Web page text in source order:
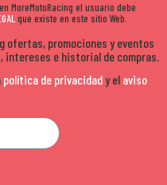
MoreMotoRacing el usuario debe
que existe en este sitio Web.
ofertas, promociones y eventos
intereses e historial de compras.
política de privacidady el aviso